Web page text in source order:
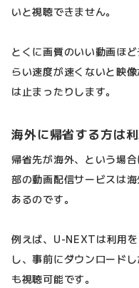
いと視聴できません。
とくに画質のいい動画ほ
らい速度が速くないと映
は止まったりします。
海外に帰省する方は
帰省先が海外、という場
部の動画配信サービスは
あるのです。
例えば、U-NEXTは利用
し、事前にダウンロード
も視聴可能です。